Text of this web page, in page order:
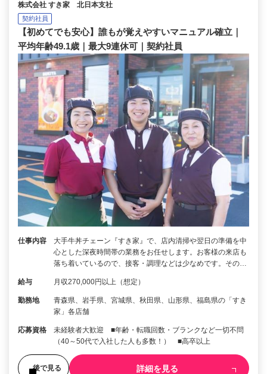
株式会社 すき家 北日本支社
契約社員
【初めてでも安心】誰もが覚えやすいマニュアル確立｜
平均年齢49.1歳｜最大9連休可｜契約社員
仕事内容
大手牛丼チェーン『すき家』で、店内清掃や翌日の準備を中
心とした深夜時間帯の業務をお任せします。お客様の来店も
落ち着いているので、接客・調理などは少なめです。その…
給与 月収270,000円以上（想定）
勤務地
青森県、岩手県、宮城県、秋田県、山形県、福島県の「すき
家」各店舗
応募資格
未経験者大歓迎 ■年齢・転職回数・ブランクなど一切不問
（40～50代で入社した人も多数！） ■高卒以上
後で見る 詳細を見る